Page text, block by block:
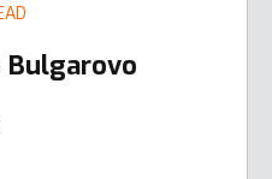
Bulgarovo